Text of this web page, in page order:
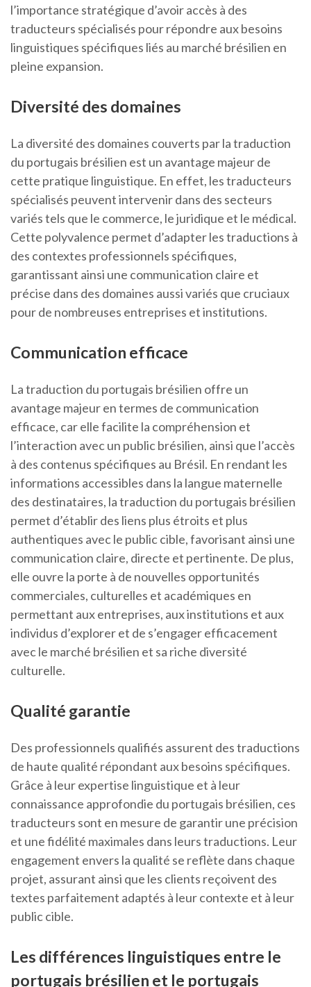
l’importance stratégique d’avoir accès à des
traducteurs spécialisés pour répondre aux besoins
linguistiques spécifiques liés au marché brésilien en
pleine expansion.
Diversité des domaines
La diversité des domaines couverts par la traduction
du portugais brésilien est un avantage majeur de
cette pratique linguistique. En effet, les traducteurs
spécialisés peuvent intervenir dans des secteurs
variés tels que le commerce, le juridique et le médical.
Cette polyvalence permet d’adapter les traductions à
des contextes professionnels spécifiques,
garantissant ainsi une communication claire et
précise dans des domaines aussi variés que cruciaux
pour de nombreuses entreprises et institutions.
Communication efficace
La traduction du portugais brésilien offre un
avantage majeur en termes de communication
efficace, car elle facilite la compréhension et
l’interaction avec un public brésilien, ainsi que l’accès
à des contenus spécifiques au Brésil. En rendant les
informations accessibles dans la langue maternelle
des destinataires, la traduction du portugais brésilien
permet d’établir des liens plus étroits et plus
authentiques avec le public cible, favorisant ainsi une
communication claire, directe et pertinente. De plus,
elle ouvre la porte à de nouvelles opportunités
commerciales, culturelles et académiques en
permettant aux entreprises, aux institutions et aux
individus d’explorer et de s’engager efficacement
avec le marché brésilien et sa riche diversité
culturelle.
Qualité garantie
Des professionnels qualifiés assurent des traductions
de haute qualité répondant aux besoins spécifiques.
Grâce à leur expertise linguistique et à leur
connaissance approfondie du portugais brésilien, ces
traducteurs sont en mesure de garantir une précision
et une fidélité maximales dans leurs traductions. Leur
engagement envers la qualité se reflète dans chaque
projet, assurant ainsi que les clients reçoivent des
textes parfaitement adaptés à leur contexte et à leur
public cible.
Les différences linguistiques entre le
portugais brésilien et le portugais